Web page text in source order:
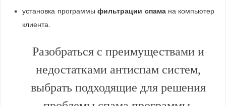
установка программыфильтрации спамана компьютер
клиента.
Разобраться с преимуществами и
недостатками антиспам систем,
выбрать подходящие для решения